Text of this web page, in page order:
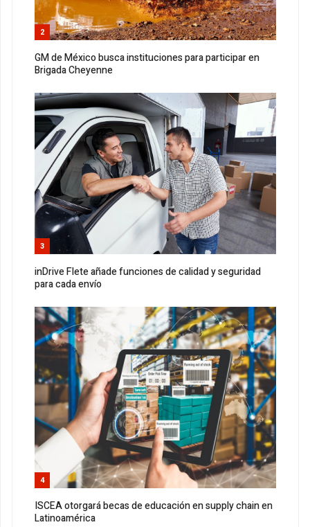
2
GM de México busca instituciones para participar en
Brigada Cheyenne
3
inDrive Flete añade funciones de calidad y seguridad
para cada envío
4
ISCEA otorgará becas de educación en supply chain en
Latinoamérica